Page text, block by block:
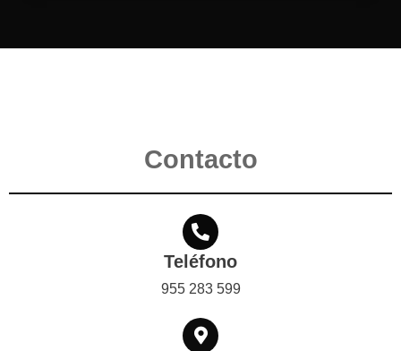
Contacto
Teléfono
955 283 599